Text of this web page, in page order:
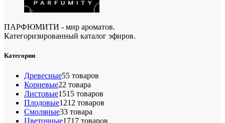
ПАРФЮМИТИ - мир ароматов.
Категоризированный каталог эфиров.
Категории
Древесные55 товаров
Корневые22 товара
Листовые1515 товаров
Плодовые1212 товаров
Смоляные33 товара
Цветочные1717 товаров